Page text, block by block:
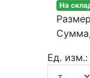
На
Размер
Сумма
Ед. изм.: